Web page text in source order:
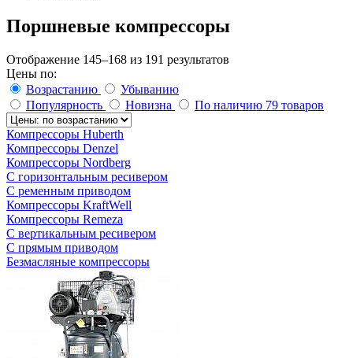
Поршневые компрессоры
Отображение 145–168 из 191 результатов
Цены по:
Возрастанию
Убыванию
Популярность
Новизна По наличию 79 товаров
Компрессоры Huberth
Компрессоры Denzel
Компрессоры Nordberg
С горизонтальным ресивером
С ременным приводом
Компрессоры KraftWell
Компрессоры Remeza
С вертикальным ресивером
С прямым приводом
Безмасляные компрессоры